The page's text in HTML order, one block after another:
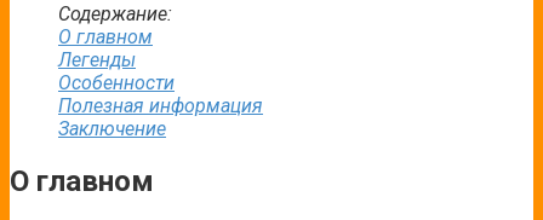
Содержание:
О главном
Легенды
Особенности
Полезная информация
Заключение
О главном